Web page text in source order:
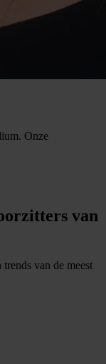
Onze
van
van de meest